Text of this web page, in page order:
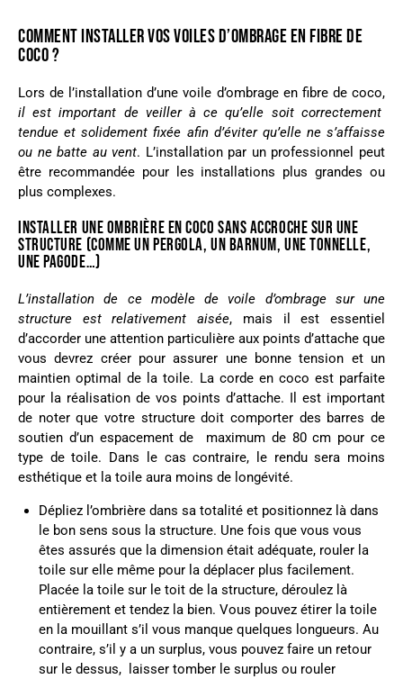
COMMENT INSTALLER VOS VOILES D’OMBRAGE EN FIBRE DE
COCO ?
Lors de l’installation d’une voile d’ombrage en fibre de coco,
il est important de veiller à ce qu’elle soit correctement
tendue et solidement fixée afin d’éviter qu’elle ne s’affaisse
ou ne batte au vent. L’installation par un professionnel peut
être recommandée pour les installations plus grandes ou
plus complexes.
INSTALLER UNE OMBRIÈRE EN COCO SANS ACCROCHE SUR UNE
STRUCTURE (COMME UN PERGOLA, UN BARNUM, UNE TONNELLE,
UNE PAGODE…)
L’installation de ce modèle de voile d’ombrage sur une
structure est relativement aisée, mais il est essentiel
d’accorder une attention particulière aux points d’attache que
vous devrez créer pour assurer une bonne tension et un
maintien optimal de la toile. La corde en coco est parfaite
pour la réalisation de vos points d’attache. Il est important
de noter que votre structure doit comporter des barres de
soutien d’un espacement de maximum de 80 cm pour ce
type de toile. Dans le cas contraire, le rendu sera moins
esthétique et la toile aura moins de longévité.
Dépliez l’ombrière dans sa totalité et positionnez là dans
le bon sens sous la structure. Une fois que vous vous
êtes assurés que la dimension était adéquate, rouler la
toile sur elle même pour la déplacer plus facilement.
Placée la toile sur le toit de la structure, déroulez là
entièrement et tendez la bien. Vous pouvez étirer la toile
en la mouillant s’il vous manque quelques longueurs. Au
contraire, s’il y a un surplus, vous pouvez faire un retour
sur le dessus, laisser tomber le surplus ou rouler